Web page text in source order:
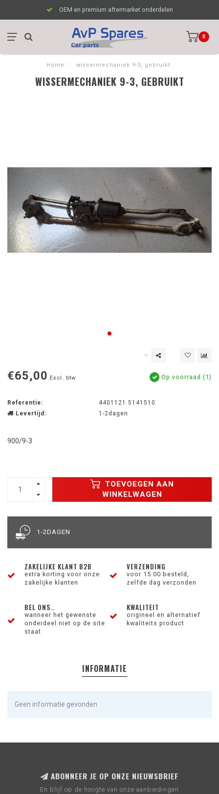
OEM en premium aftermarket onderdelen
0
Home / wissermechaniek 9-3, gebruikt
WISSERMECHANIEK 9-3, GEBRUIKT
€65,00 Excl. btw Op voorraad (1)
Referentie:
4401121 5141510
Levertijd:
1-2dagen
900/9-3
TOEVOEGEN AAN
WINKELWAGEN
1-2DAGEN
ZAKELIJKE KLANT B2B
extra korting voor onze
zakelijke klanten
VERZENDING
voor 15.00 besteld,
zelfde dag verzonden
BEL ONS..
wanneer het gewenste
onderdeel niet op de site
staat
KWALITEIT
origineel en alternatief
kwaliteits product
INFORMATIE
Geen informatie gevonden
ABONNEER JE OP ONZE NIEUWSBRIEF
En blijf op de hoogte van onze aanbiedingen